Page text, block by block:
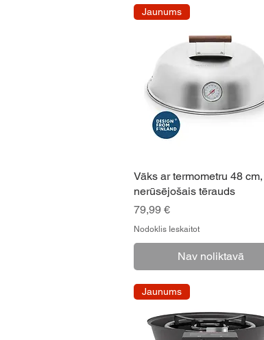
Jaunums
Vāks ar termometru 48 cm,
nerūsējošais tērauds
Cena
79,99 €
Nodoklis Ieskaitot
Nav noliktavā
Jaunums